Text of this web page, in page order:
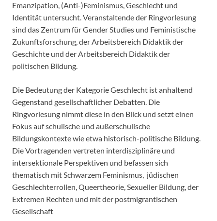
Emanzipation, (Anti-)Feminismus, Geschlecht und
Identität untersucht. Veranstaltende der Ringvorlesung
sind das Zentrum für Gender Studies und Feministische
Zukunftsforschung, der Arbeitsbereich Didaktik der
Geschichte und der Arbeitsbereich Didaktik der
politischen Bildung.
Die Bedeutung der Kategorie Geschlecht ist anhaltend
Gegenstand gesellschaftlicher Debatten. Die
Ringvorlesung nimmt diese in den Blick und setzt einen
Fokus auf schulische und außerschulische
Bildungskontexte wie etwa historisch-politische Bildung.
Die Vortragenden vertreten interdisziplinäre und
intersektionale Perspektiven und befassen sich
thematisch mit Schwarzem Feminismus, jüdischen
Geschlechterrollen, Queertheorie, Sexueller Bildung, der
Extremen Rechten und mit der postmigrantischen
Gesellschaft